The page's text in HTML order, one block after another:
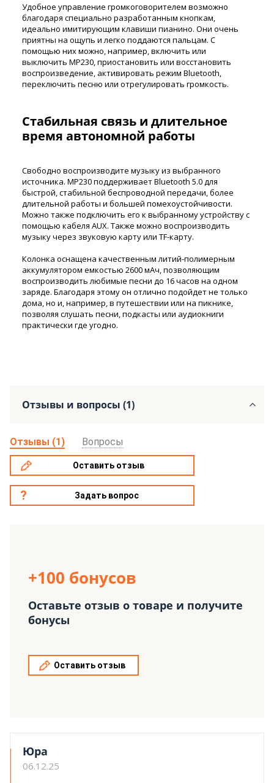
Удобное управление громкоговорителем возможно
благодаря специально разработанным кнопкам,
идеально имитирующим клавиши пианино. Они очень
приятны на ощупь и легко поддаются пальцам. С
помощью них можно, например, включить или
выключить MP230, приостановить или восстановить
воспроизведение, активировать режим Bluetooth,
переключить песню или отрегулировать громкость.
Стабильная связь и длительное
время автономной работы
Свободно воспроизводите музыку из выбранного
источника. MP230 поддерживает Bluetooth 5.0 для
быстрой, стабильной беспроводной передачи, более
длительной работы и большей помехоустойчивости.
Можно также подключить его к выбранному устройству с
помощью кабеля AUX. Также можно воспроизводить
музыку через звуковую карту или TF-карту.
Колонка оснащена качественным литий-полимерным
аккумулятором емкостью 2600 мАч, позволяющим
воспроизводить любимые песни до 16 часов на одном
заряде. Благодаря этому он отлично подойдет не только
дома, но и, например, в путешествии или на пикнике,
позволяя слушать песни, подкасты или аудиокниги
практически где угодно.
Отзывы и вопросы (1)
Отзывы (1) Вопросы
Оставить отзыв
Задать вопрос
+100 бонусов
Оставьте отзыв о товаре и получите
бонусы
Оставить отзыв
Юра
06.12.25